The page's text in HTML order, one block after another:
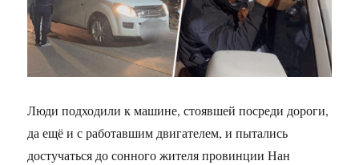
Люди подходили к машине, стоявшей посреди дороги,
да ещё и с работавшим двигателем, и пытались
достучаться до сонного жителя провинции Нан